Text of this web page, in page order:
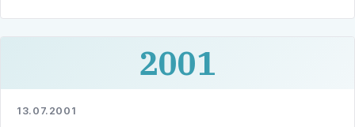
2001
13.07.2001